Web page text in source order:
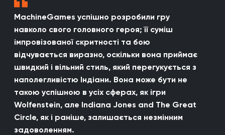
MachineGames успішно розробили гру
навколо свого головного героя; її суміш
імпровізованої скритності та бою
відчувається виразно, оскільки вона приймає
швидкий і вільний стиль, який перегукується з
наполегливістю Індіани. Вона може бути не
такою успішною в усіх сферах, як ігри
Wolfenstein, але Indiana Jones and The Great
Circle, як і раніше, залишається незмінним
задоволенням.